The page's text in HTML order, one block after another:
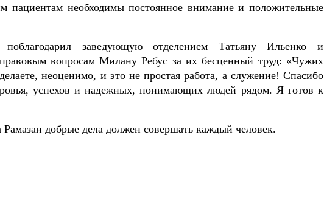
пациентам необходимы постоянное внимание и положительные
заведующую отделением Татьяну Ильенко и
вопросам Милану Ребус за их бесценный труд: «Чужих
неоценимо, и это не простая работа, а служение! Спасибо
успехов и надежных, понимающих людей рядом. Я готов к
добрые дела должен совершать каждый человек.